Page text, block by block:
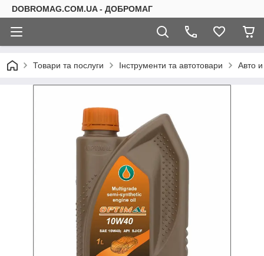
DOBROMAG.COM.UA - ДОБРОМАГ
Товари та послуги Інструменти та автотовари Авто